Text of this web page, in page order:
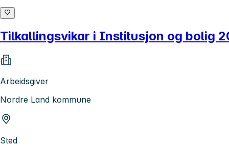
Tilkallingsvikar i Institusjon og bolig
Arbeidsgiver
Nordre Land kommune
Sted